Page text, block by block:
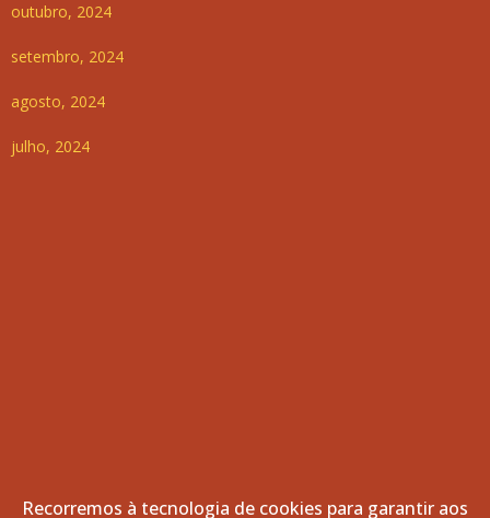
outubro, 2024
setembro, 2024
agosto, 2024
julho, 2024
Recorremos à tecnologia de cookies para garantir aos